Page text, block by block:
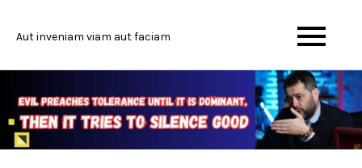
Aut inveniam viam aut faciam